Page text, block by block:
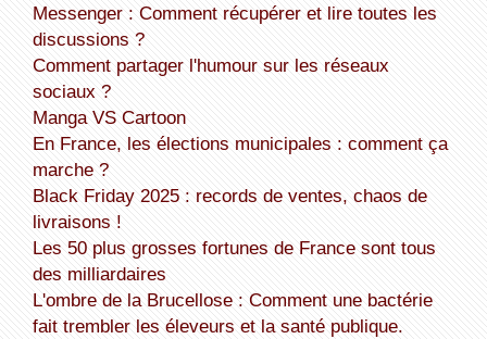
Messenger : Comment récupérer et lire toutes les
discussions ?
Comment partager l'humour sur les réseaux
sociaux ?
Manga VS Cartoon
En France, les élections municipales : comment ça
marche ?
Black Friday 2025 : records de ventes, chaos de
livraisons !
Les 50 plus grosses fortunes de France sont tous
des milliardaires
L'ombre de la Brucellose : Comment une bactérie
fait trembler les éleveurs et la santé publique.